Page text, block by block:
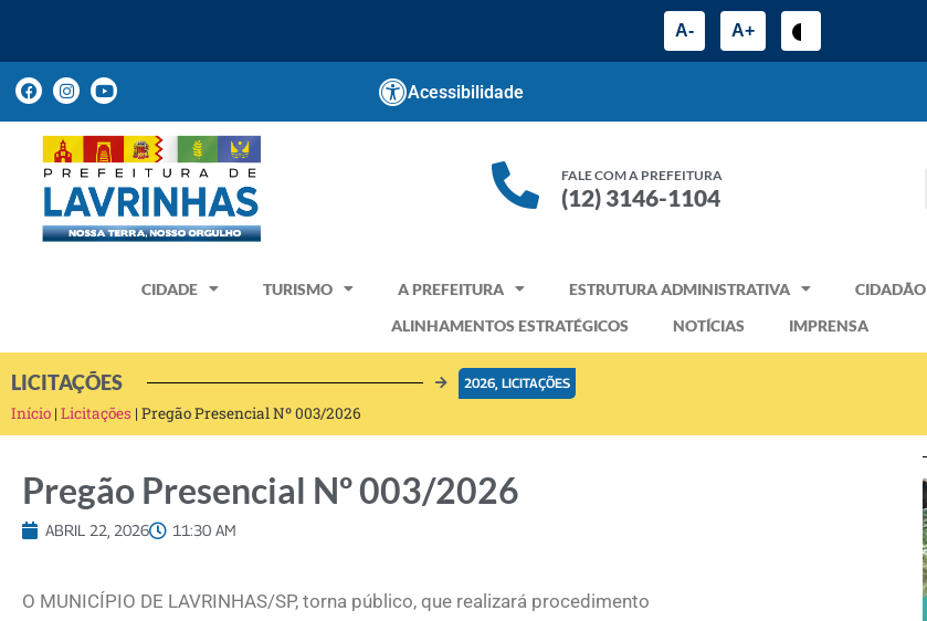
A- A+
Acessibilidade
FALE COM A PREFEITURA
(12) 3146-1104
CIDADE TURISMO A PREFEITURA ESTRUTURA ADMINISTRATIVA CIDADÃO
ALINHAMENTOS ESTRATÉGICOS
NOTÍCIAS IMPRENSA
LICITAÇÕES 2026 ,LICITAÇÕES
Início | Licitações | Pregão Presencial Nº 003/2026
Pregão Presencial Nº 003/2026
ABRIL 22, 2026 11:30 AM
O MUNICÍPIO DE LAVRINHAS/SP, torna público, que realizará procedimento